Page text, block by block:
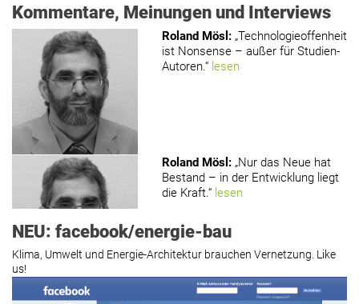
Kommentare, Meinungen und Interviews
Roland Mösl : „Technologieoffenheit
ist Nonsense – außer für Studien-
Autoren.“ lesen
Roland Mösl : „Nur das Neue hat
Bestand – in der Entwicklung liegt
die Kraft.“ lesen
Roland Mösl: „Man wollte wohl
NEU: facebook/energie-bau
Klima, Umwelt und Energie-Architektur brauchen Vernetzung. Like
us!